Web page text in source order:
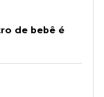
de bebê é